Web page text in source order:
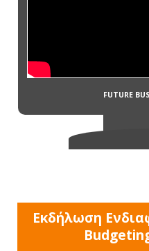
Εκδήλωση